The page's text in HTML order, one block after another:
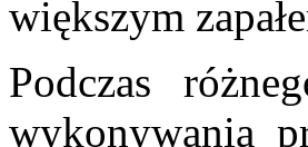
większym
Podczas
wykonywania